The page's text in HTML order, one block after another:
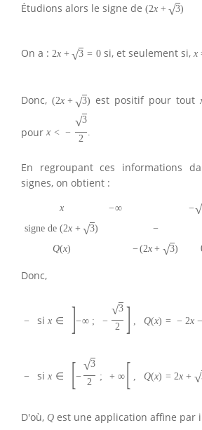
Étudions alors le signe de (2x + √3)
On a : 2x + √3 = 0si, et seulement si, x
Donc, (2x + √3) est positif pour tout
pour x < −
√3
2
.
En regroupant ces informations
signes, on obtient :
x −∞ −√
signe de (2x + √3) −
Q(x) − (2x + √3)
Donc,
− six ∈ ]−∞ ; −
√3
2 ] Q(x) = − 2x −
− six ∈ [−
√3
2
; + ∞ [ Q(x) = 2x + √
D'où, Q est une application affine par